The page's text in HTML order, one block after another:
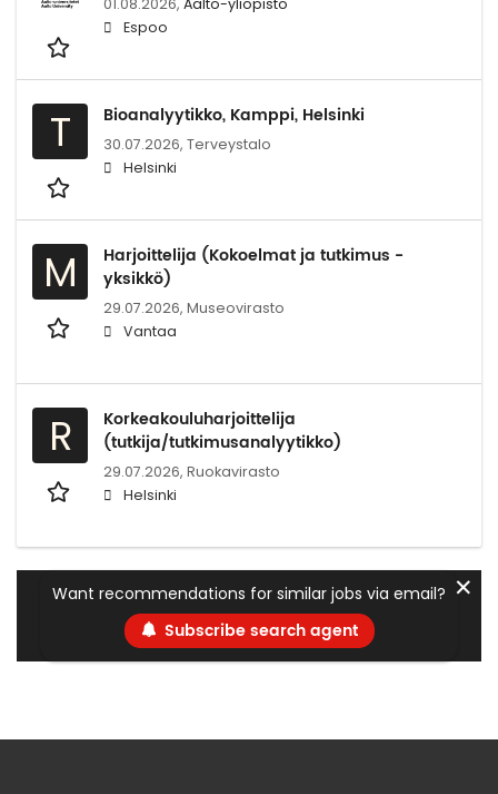
Espoo
T Bioanalyytikko, Kamppi, Helsinki
30.07.2026, Terveystalo
Helsinki
M
Harjoittelija (Kokoelmat ja tutkimus -
yksikkö)
29.07.2026, Museovirasto
Vantaa
R
Korkeakouluharjoittelija
(tutkija/tutkimusanalyytikko)
29.07.2026, Ruokavirasto
Helsinki
Want recommendations for similar jobs via email?
Subscribe search agent
✕